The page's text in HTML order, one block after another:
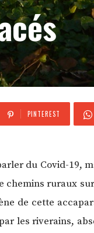
PINTEREST
du Covid-19,
chemins ruraux
de cette
les riverains,